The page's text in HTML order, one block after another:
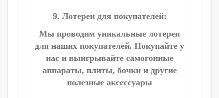
9. Лотереи для покупателей:
Мы проводим уникальные лотереи
для наших покупателей. Покупайте у
нас и выигрывайте самогонные
аппараты, плиты, бочки и другие
полезные аксессуары